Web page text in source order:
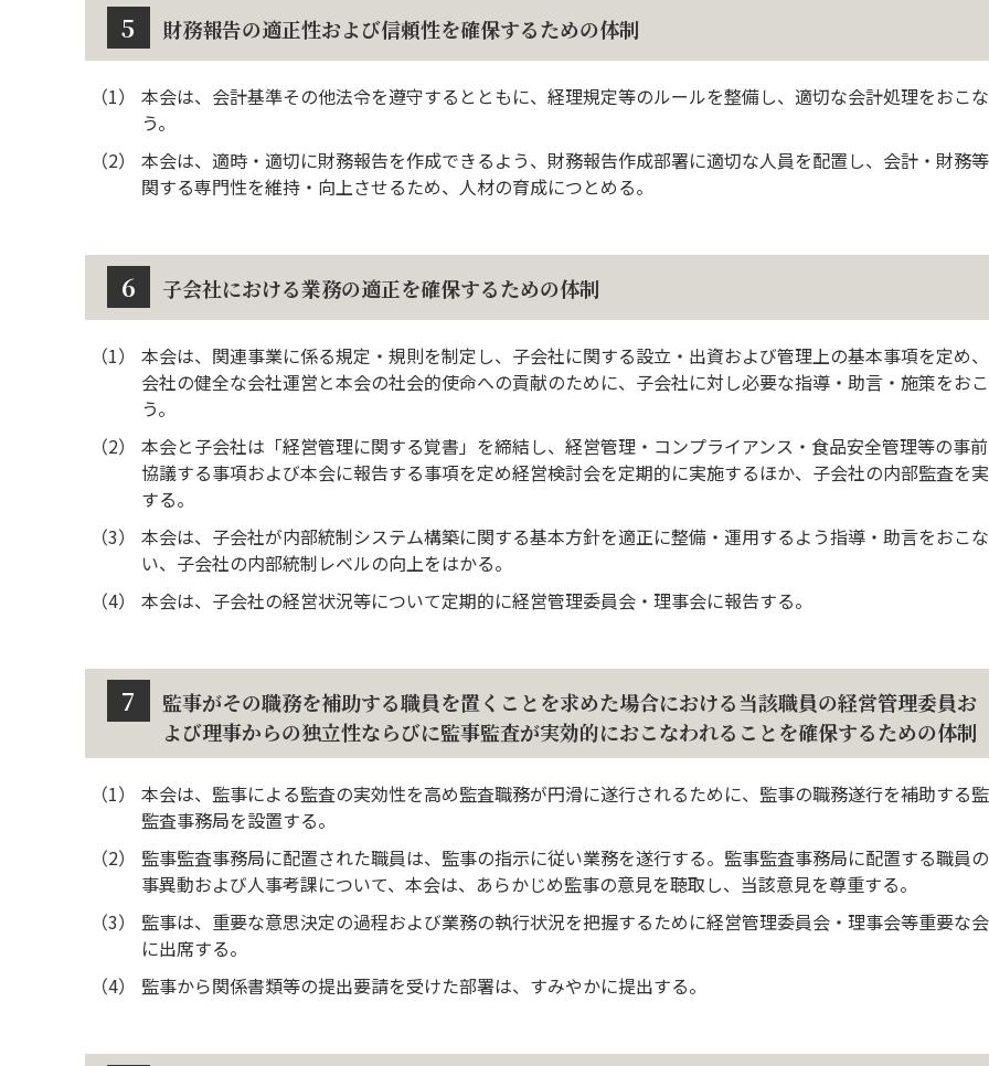
5 財務報告の適正性および信頼性を確保するための体制
（1）
本会は、会計基準その他法令を遵守するとともに、経理規定等のルールを整備し、適切な会計処理をおこな
う。
（2）
本会は、適時・適切に財務報告を作成できるよう、財務報告作成部署に適切な人員を配置し、会計・財務
関する専門性を維持・向上させるため、人材の育成につとめる。
6 子会社における業務の適正を確保するための体制
（1）
本会は、関連事業に係る規定・規則を制定し、子会社に関する設立・出資および管理上の基本事項を定め
会社の健全な会社運営と本会の社会的使命への貢献のために、子会社に対し必要な指導・助言・施策をお
う。
（2）
本会と子会社は「経営管理に関する覚書」を締結し、経営管理・コンプライアンス・食品安全管理等の事
協議する事項および本会に報告する事項を定め経営検討会を定期的に実施するほか、子会社の内部監査を
する。
（3）
本会は、子会社が内部統制システム構築に関する基本方針を適正に整備・運用するよう指導・助言をおこな
い、子会社の内部統制レベルの向上をはかる。
（4）
本会は、子会社の経営状況等について定期的に経営管理委員会・理事会に報告する。
7
監事がその職務を補助する職員を置くことを求めた場合における当該職員の経営管理委員お
よび理事からの独立性ならびに監事監査が実効的におこなわれることを確保するための体制
（1）
本会は、監事による監査の実効性を高め監査職務が円滑に遂行されるために、監事の職務遂行を補助する
監査事務局を設置する。
（2）
監事監査事務局に配置された職員は、監事の指示に従い業務を遂行する。監事監査事務局に配置する職員
事異動および人事考課について、本会は、あらかじめ監事の意見を聴取し、当該意見を尊重する。
（3）
監事は、重要な意思決定の過程および業務の執行状況を把握するために経営管理委員会・理事会等重要な
に出席する。
（4）
監事から関係書類等の提出要請を受けた部署は、すみやかに提出する。